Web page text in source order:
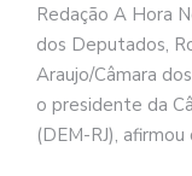
Redação A Hora
dos Deputados,
Araujo/Câmara
o presidente da
(DEM-RJ),